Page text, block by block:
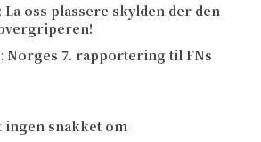
La oss plassere skylden der den
Norges 7. rapportering til FNs
ingen snakket om